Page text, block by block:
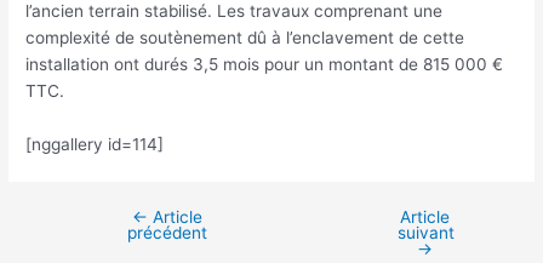
l’ancien terrain stabilisé. Les travaux comprenant une
complexité de soutènement dû à l’enclavement de cette
installation ont durés 3,5 mois pour un montant de 815 000 €
TTC.
[nggallery id=114]
Navigation
← Article
précédent
Article
suivant
→